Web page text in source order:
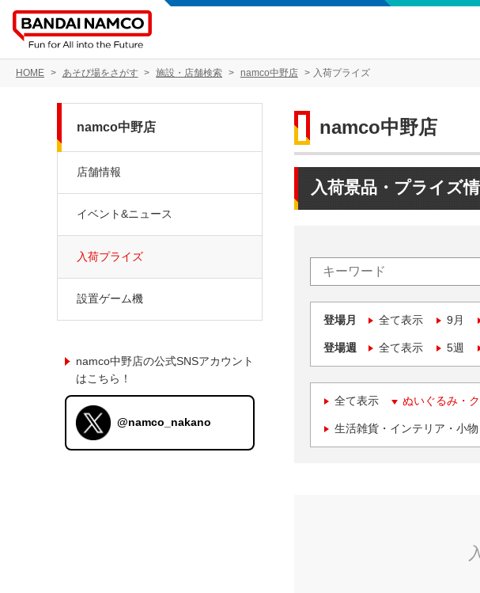
HOME あそび場をさがす 施設・店舗検索 namco中野店 入荷プライズ
namco中野店
入荷景品・プライズ
登場月 全て表示 9月
登場週 全て表示 5週
全て表示 ぬいぐるみ・
生活雑貨・インテリア・小物
namco中野店
店舗情報
イベント&ニュース
入荷プライズ
設置ゲーム機
namco中野店の公式SNSアカウント
はこちら！
@namco_nakano